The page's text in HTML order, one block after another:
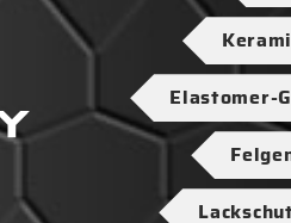
Elastomer-